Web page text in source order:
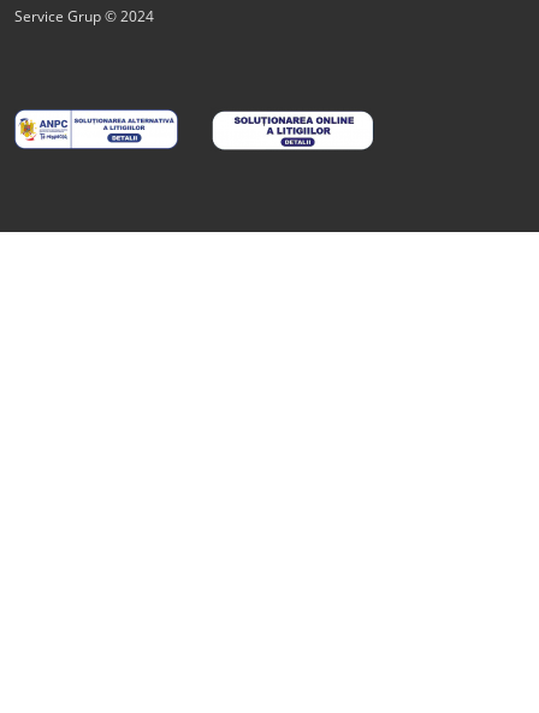
Service Grup © 2024